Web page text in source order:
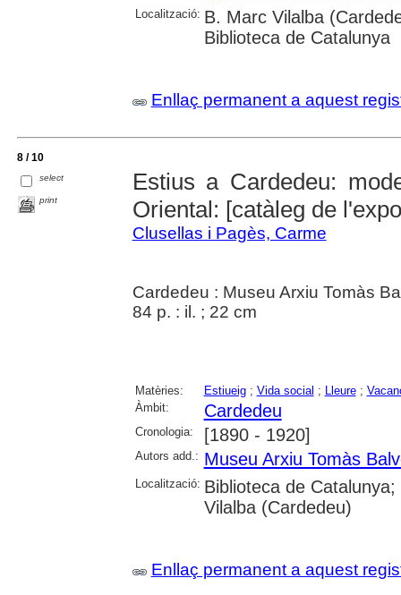
Localització: B. Marc Vilalba
Biblioteca de Catalunya
Enllaç permanent a aquest
8 / 10
select
print
Estius a Cardedeu:
Oriental: [catàleg de
Clusellas i Pagès, Carme
Cardedeu : Museu Arxiu Tomàs
84 p. : il. ; 22 cm
Matèries: Estiueig; Vida social ; Lleure;
Àmbit:
Cardedeu
Cronologia: [1890 - 1920]
Autors add.: Museu Arxiu Tomàs
Localització: Biblioteca de
Vilalba (Cardedeu)
Enllaç permanent a aquest